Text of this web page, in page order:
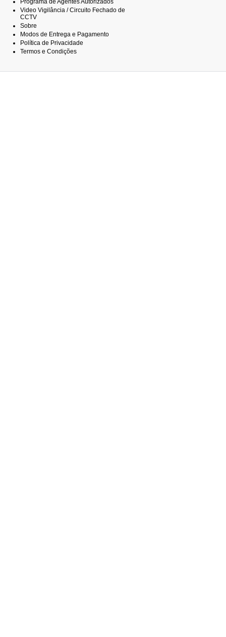
Programa de Agentes Autorizados
Video Vigilância / Circuito Fechado de
CCTV
Sobre
Modos de Entrega e Pagamento
Política de Privacidade
Termos e Condições